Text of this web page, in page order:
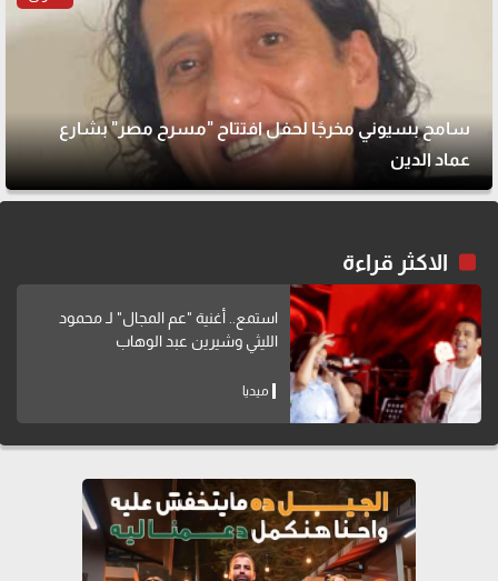
سامح بسيوني مخرجًا لحفل افتتاح "مسرح مصر" بشارع
عماد الدين
الاكثر قراءة
استمع.. أغنية "عم المجال" لـ محمود
الليثي وشيرين عبد الوهاب
ميديا